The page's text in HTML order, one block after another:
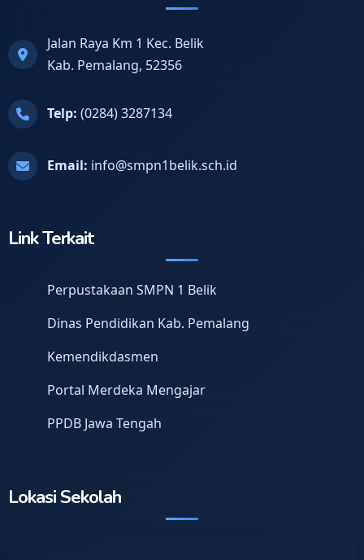
Jalan Raya Km 1 Kec. Belik
Kab. Pemalang, 52356
Telp: (0284) 3287134
Email: info@smpn1belik.sch.id
Link Terkait
Perpustakaan SMPN 1 Belik
Dinas Pendidikan Kab. Pemalang
Kemendikdasmen
Portal Merdeka Mengajar
PPDB Jawa Tengah
Lokasi Sekolah